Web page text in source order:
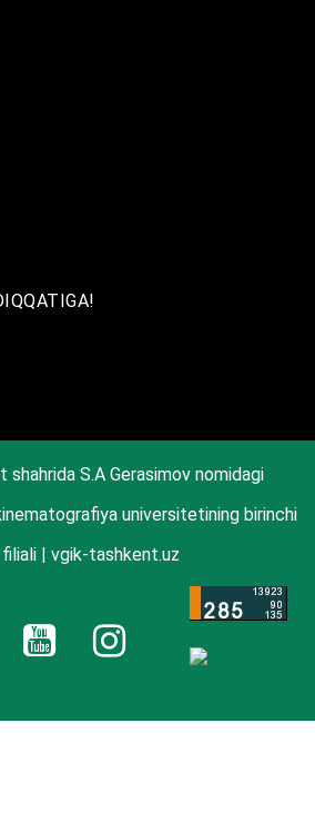
S.A Gerasimov nomidagi
universitetining birinchi
| vgik-tashkent.uz